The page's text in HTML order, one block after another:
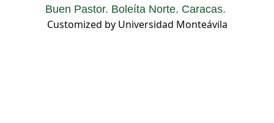
Buen Pastor. Boleíta Norte. Caracas.
Customized by Universidad Monteávila